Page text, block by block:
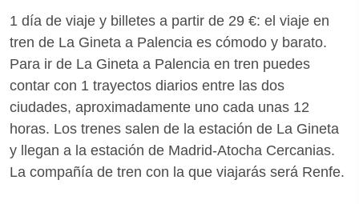
1 día de viaje y billetes a partir de 29 €: el viaje en
tren de La Gineta a Palencia es cómodo y barato.
Para ir de La Gineta a Palencia en tren puedes
contar con 1 trayectos diarios entre las dos
ciudades, aproximadamente uno cada unas 12
horas. Los trenes salen de la estación de La Gineta
y llegan a la estación de Madrid-Atocha Cercanias.
La compañía de tren con la que viajarás será Renfe.